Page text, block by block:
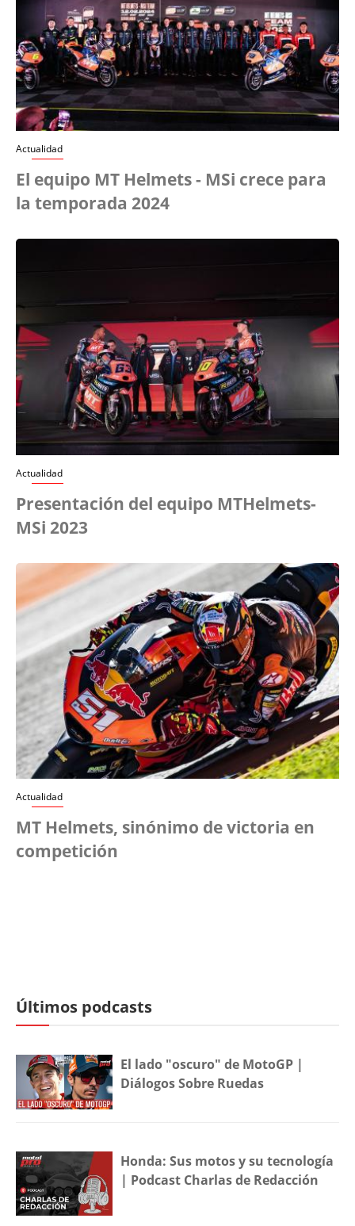
Actualidad
El equipo MT Helmets - MSi crece para
la temporada 2024
Actualidad
Presentación del equipo MTHelmets-
MSi 2023
Actualidad
MT Helmets, sinónimo de victoria en
competición
Últimos podcasts
El lado "oscuro" de MotoGP |
Diálogos Sobre Ruedas
Honda: Sus motos y su tecnología
| Podcast Charlas de Redacción